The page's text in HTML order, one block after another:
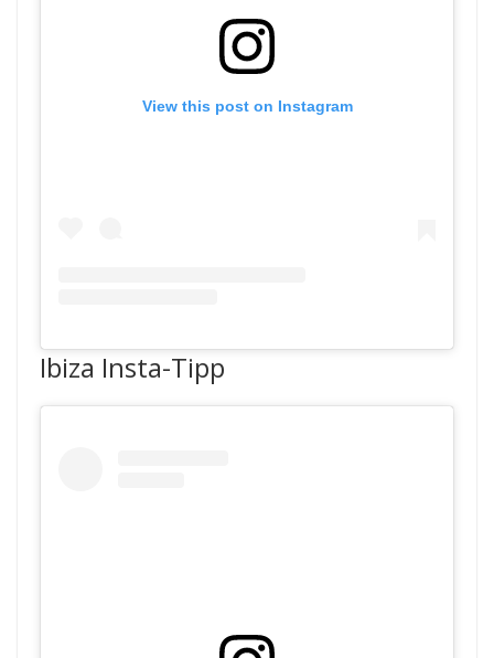
View this post on Instagram
Ibiza Insta-Tipp